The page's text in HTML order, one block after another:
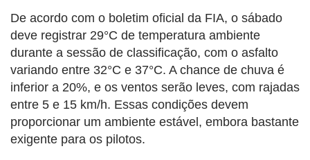
De acordo com o boletim oficial da FIA, o sábado
deve registrar 29°C de temperatura ambiente
durante a sessão de classificação, com o asfalto
variando entre 32°C e 37°C. A chance de chuva é
inferior a 20%, e os ventos serão leves, com rajadas
entre 5 e 15 km/h. Essas condições devem
proporcionar um ambiente estável, embora bastante
exigente para os pilotos.